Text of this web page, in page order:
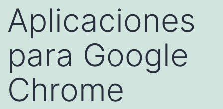
Aplicaciones
para Google
Chrome